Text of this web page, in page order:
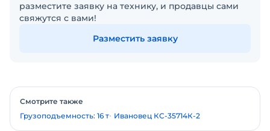
разместите заявку на технику, и продавцы сами
свяжутся с вами!
Разместить заявку
Смотрите также
Грузоподъемность: 16 т Ивановец КС-35714К-2